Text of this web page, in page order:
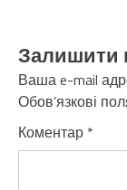
Залишити
Ваша e-mail
Обов’язкові
Коментар *